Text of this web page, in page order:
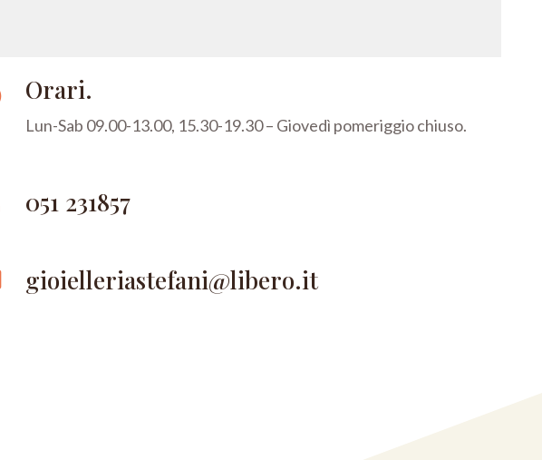
Orari.
Lun-Sab 09.00-13.00, 15.30-19.30 – Giovedì pomeriggio chiuso.
051 231857
gioielleriastefani@libero.it